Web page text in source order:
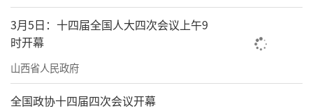
3月5日：十四届全国人大四次会议上午9
时开幕
山西省人民政府
全国政协十四届四次会议开幕